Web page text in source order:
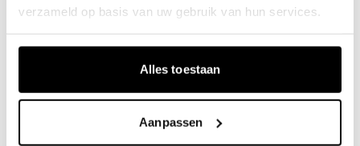
verzameld op basis van uw gebruik van hun services.
Alles toestaan
Aanpassen